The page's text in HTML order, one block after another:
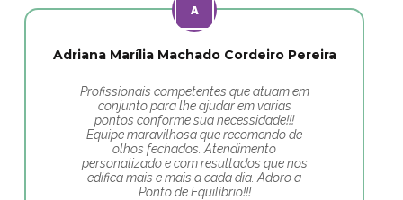
Adriana Marília Machado Cordeiro Pereira
Profissionais competentes que atuam em
conjunto para lhe ajudar em varias
pontos conforme sua necessidade!!!
Equipe maravilhosa que recomendo de
olhos fechados. Atendimento
personalizado e com resultados que nos
edifica mais e mais a cada dia. Adoro a
Ponto de Equilíbrio!!!